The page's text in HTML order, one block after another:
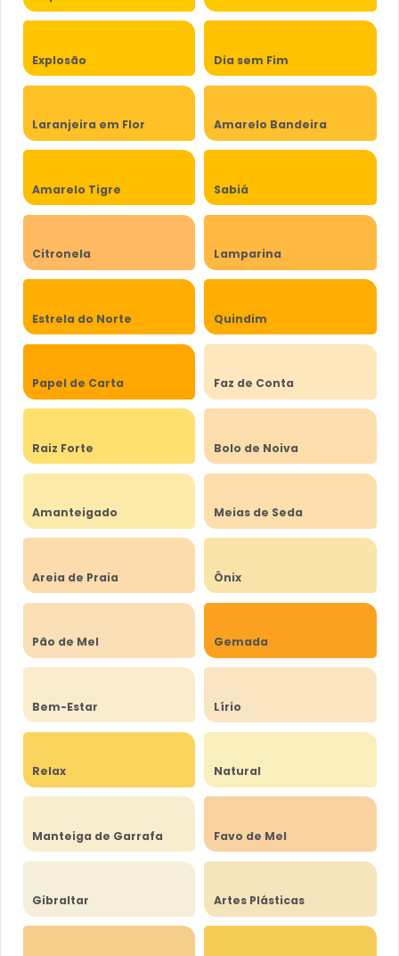
Explosão Dia sem Fim
Laranjeira em Flor Amarelo Bandeira
Amarelo Tigre Sabiá
Citronela Lamparina
Estrela do Norte Quindim
Papel de Carta Faz de Conta
Raiz Forte Bolo de Noiva
Amanteigado Meias de Seda
Areia de Praia Ônix
Pão de Mel Gemada
Bem-Estar Lírio
Relax Natural
Manteiga de Garrafa Favo de Mel
Gibraltar Artes Plásticas